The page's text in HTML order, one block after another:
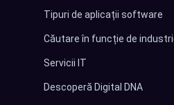
Tipuri de aplicații software
Căutare în funcție de
Servicii IT
Descoperă Digital DNA